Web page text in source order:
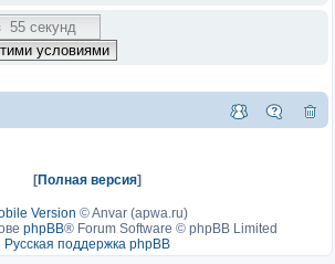
[Полная версия]
Version ©Anvar (apwa.ru)
phpBB® Forum Software © phpBB Limited
Русская поддержка phpBB